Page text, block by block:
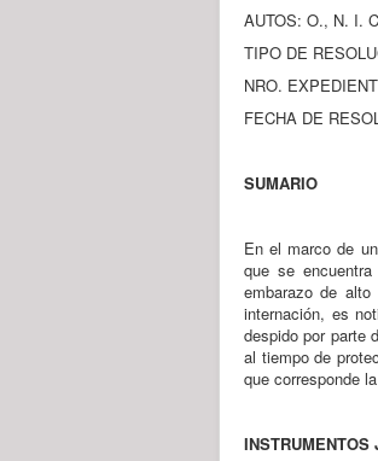
AUTOS: O., N. I.
TIPO DE
NRO.
FECHA DE
SUMARIO
En el marco de
que se
embarazo de
internación, es
despido por parte
al tiempo de
que corresponde
INSTRUMENTOS